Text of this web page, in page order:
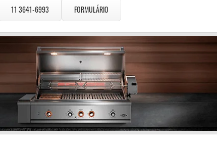
11 3641-6993 FORMULÁRIO